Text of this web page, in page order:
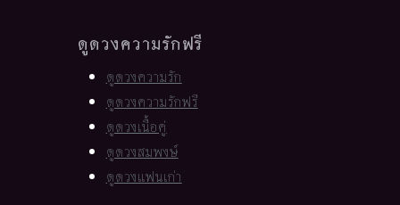
ดูดวงความรักฟรี
ดูดวงความรัก
ดูดวงความรักฟรี
ดูดวงเนื้อคู่
ดูดวงสมพงษ์
ดูดวงแฟนเก่า